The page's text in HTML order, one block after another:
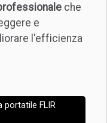
che
e
l'efficienza
portatile FLIR